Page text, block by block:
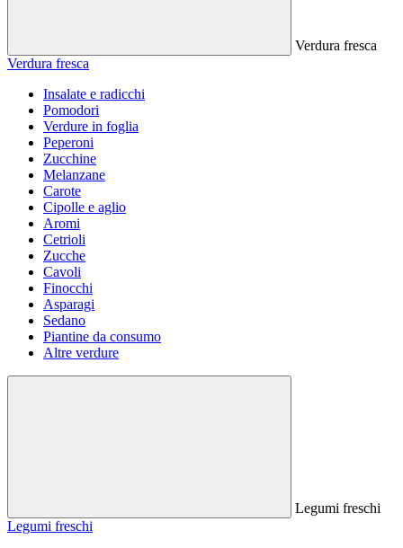
Verdura fresca
Verdura fresca
Insalate e radicchi
Pomodori
Verdure in foglia
Peperoni
Zucchine
Melanzane
Carote
Cipolle e aglio
Aromi
Cetrioli
Zucche
Cavoli
Finocchi
Asparagi
Sedano
Piantine da consumo
Altre verdure
Legumi freschi
Legumi freschi